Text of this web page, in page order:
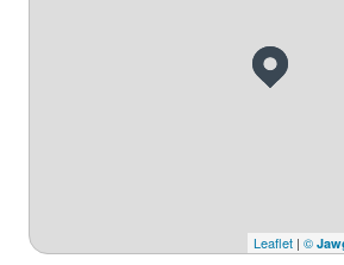
Leaflet | ©